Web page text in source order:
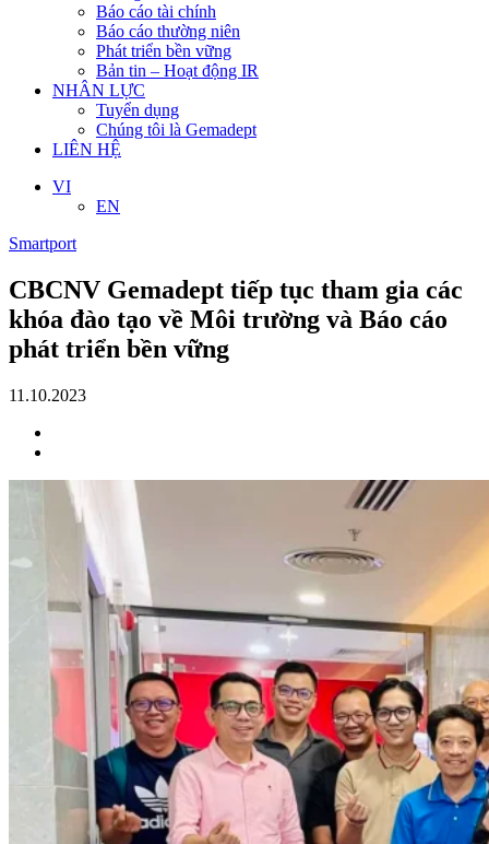
Báo cáo tài chính
Báo cáo thường niên
Phát triển bền vững
Bản tin – Hoạt động IR
NHÂN LỰC
Tuyển dụng
Chúng tôi là Gemadept
LIÊN HỆ
VI
EN
Smartport
CBCNV Gemadept tiếp tục tham gia các
khóa đào tạo về Môi trường và Báo cáo
phát triển bền vững
11.10.2023